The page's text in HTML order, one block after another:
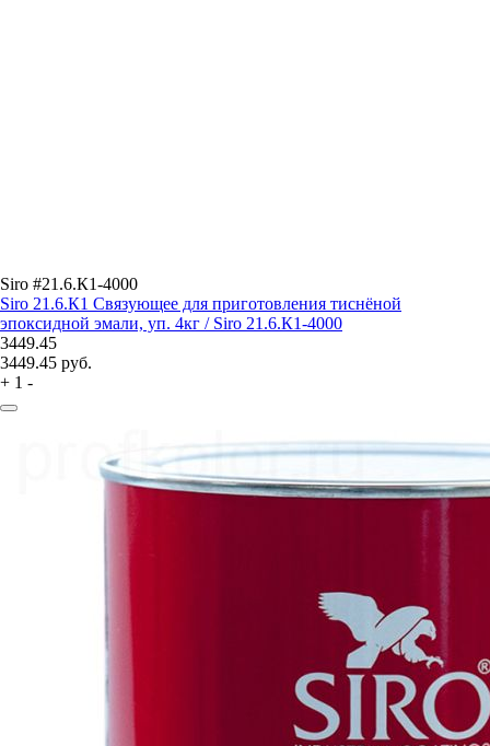
Siro #21.6.К1-4000
Siro 21.6.К1 Связующее для приготовления тиснёной
эпоксидной эмали, уп. 4кг / Siro 21.6.К1-4000
3449.45
3449.45 руб.
+ 1 -